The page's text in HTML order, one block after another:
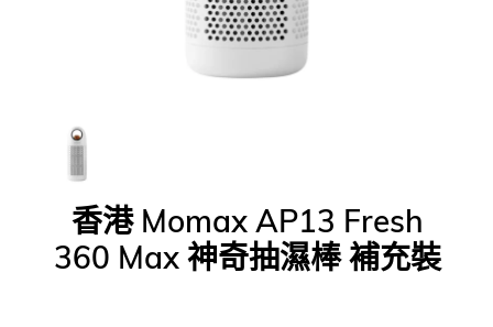
香港 Momax AP13 Fresh
360 Max 神奇抽濕棒 補充裝